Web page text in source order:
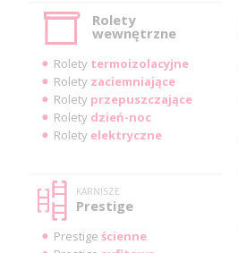
Rolety
wewnętrzne
Rolety termoizolacyjne
Rolety zaciemniające
Rolety przepuszczające
Rolety dzień-noc
Rolety elektryczne
KARNISZE
Prestige
Prestige ścienne